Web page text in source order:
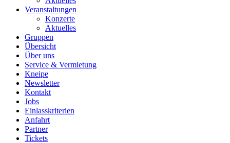
Veranstaltungen
Konzerte
Aktuelles
Gruppen
Übersicht
Über uns
Service & Vermietung
Kneipe
Newsletter
Kontakt
Jobs
Einlasskriterien
Anfahrt
Partner
Tickets